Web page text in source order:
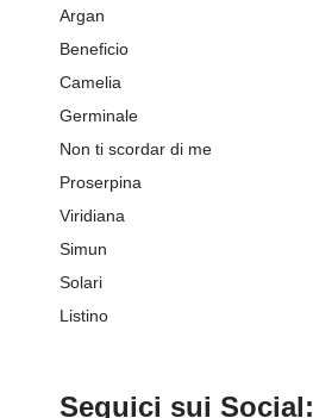
Argan
Beneficio
Camelia
Germinale
Non ti scordar di me
Proserpina
Viridiana
Simun
Solari
Listino
Seguici sui Social: